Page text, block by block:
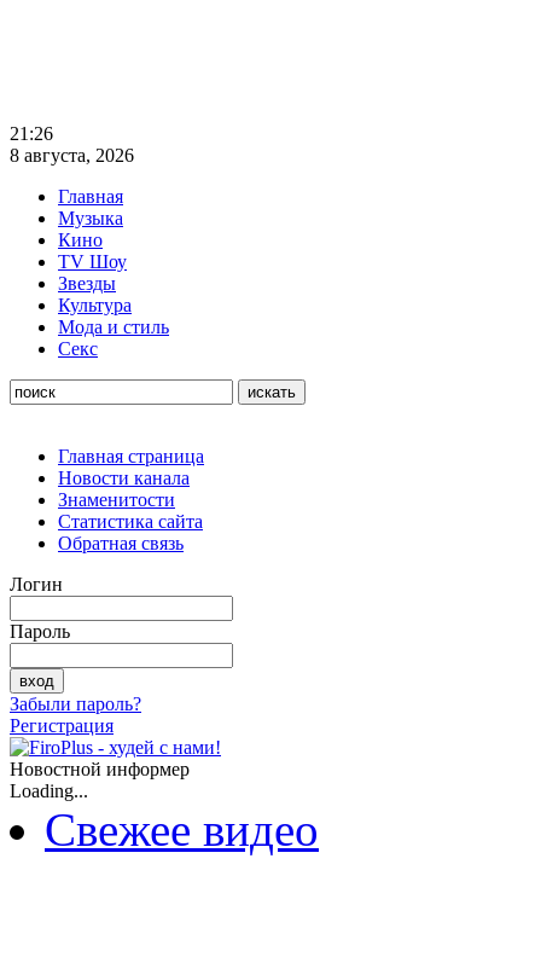
21:26
8 августа, 2026
Главная
Музыка
Кино
TV Шоу
Звезды
Культура
Мода и стиль
Секс
Главная страница
Новости канала
Знаменитости
Статистика сайта
Обратная связь
Логин
Пароль
Забыли пароль?
Регистрация
Новостной информер
Loading...
Свежее видео